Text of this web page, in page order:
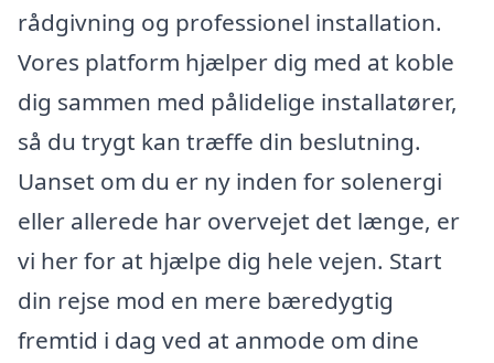
rådgivning og professionel installation.
Vores platform hjælper dig med at koble
dig sammen med pålidelige installatører,
så du trygt kan træffe din beslutning.
Uanset om du er ny inden for solenergi
eller allerede har overvejet det længe, er
vi her for at hjælpe dig hele vejen. Start
din rejse mod en mere bæredygtig
fremtid i dag ved at anmode om dine